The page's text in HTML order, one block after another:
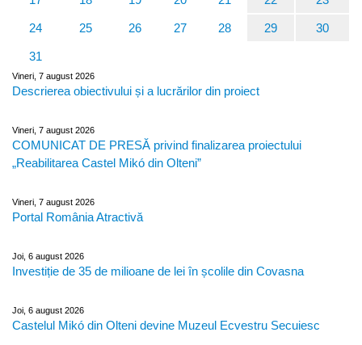
24 25 26 27 28 29 30
31
Vineri, 7 august 2026
Descrierea obiectivului și a lucrărilor din proiect
Vineri, 7 august 2026
COMUNICAT DE PRESĂ privind finalizarea proiectului
„Reabilitarea Castel Mikó din Olteni”
Vineri, 7 august 2026
Portal România Atractivă
Joi, 6 august 2026
Investiție de 35 de milioane de lei în școlile din Covasna
Joi, 6 august 2026
Castelul Mikó din Olteni devine Muzeul Ecvestru Secuiesc